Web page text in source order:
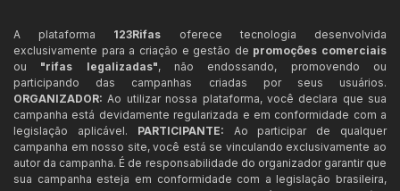
A plataforma 123Rifas oferece tecnologia desenvolvida
exclusivamente para a criação e gestão de promoções comerciais
ou "rifas legalizadas", não endossando, promovendo ou
participando das campanhas criadas por seus usuários.
ORGANIZADOR: Ao utilizar nossa plataforma, você declara que sua
campanha está devidamente regularizada e em conformidade com a
legislação aplicável. PARTICIPANTE: Ao participar de qualquer
campanha em nosso site, você está se vinculando exclusivamente ao
autor da campanha. É de responsabilidade do organizador garantir que
sua campanha esteja em conformidade com a legislação brasileira,